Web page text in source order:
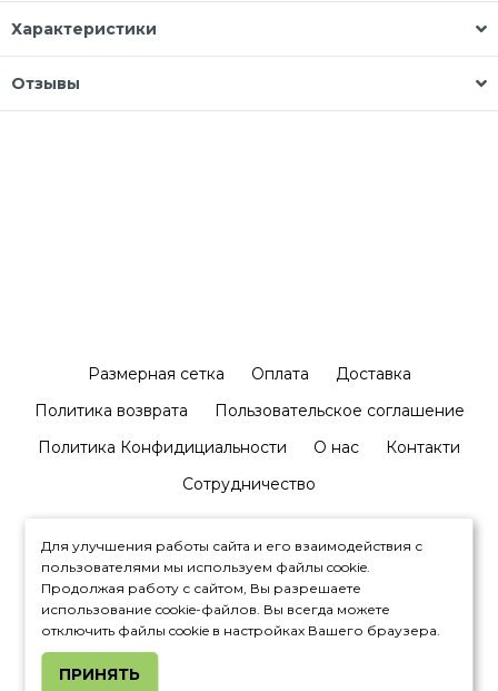
Характеристики
Отзывы
Размерная сетка Оплата
Доставка
Политика возврата
Пользовательское соглашение
Политика Конфидициальности
О нас
Контакти
Сотрудничество
+380992327881
Для улучшения работы сайта и его взаимодействия с
пользователями мы используем файлы cookie.
Продолжая работу с сайтом, Вы разрешаете
использование cookie-файлов. Вы всегда можете
отключить файлы cookie в настройках Вашего браузера.
ПРИНЯТЬ